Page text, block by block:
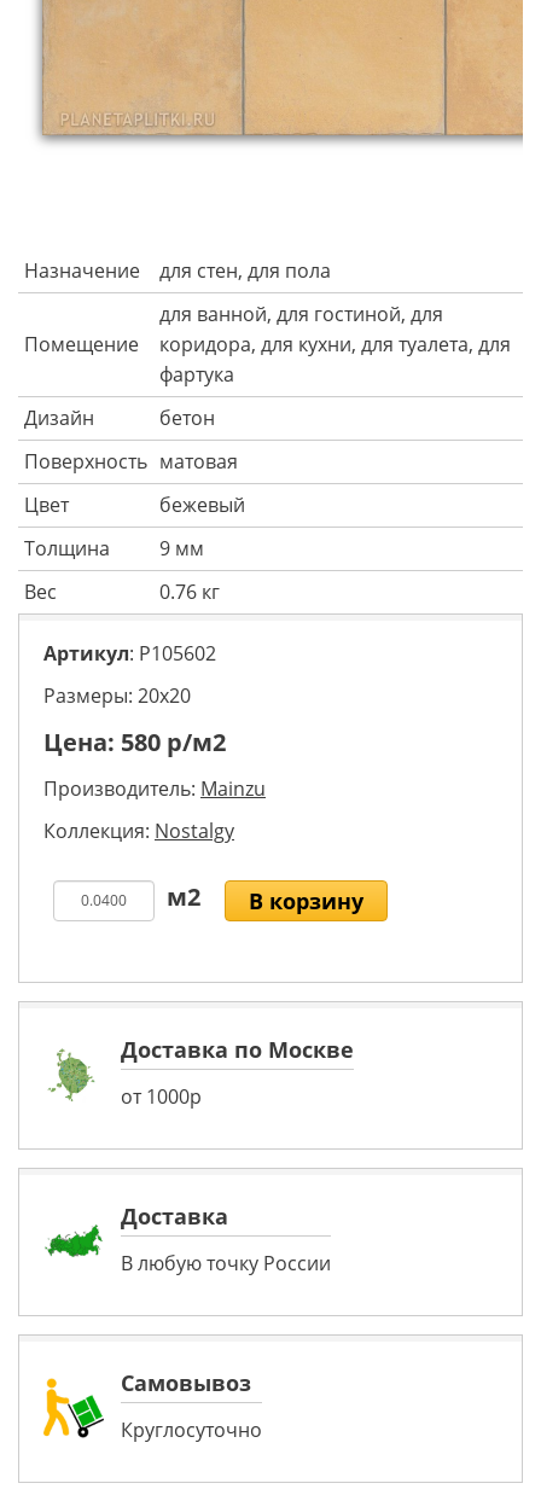
Назначение для стен, для пола
Помещение
для ванной, для гостиной, для
коридора, для кухни, для туалета, для
фартука
Дизайн
бетон
Поверхность матовая
Цвет
бежевый
Толщина
9 мм
Вес
0.76 кг
Артикул: P105602
Размеры: 20х20
Цена: 580 р/м2
Производитель: Mainzu
Коллекция: Nostalgy
В корзину
Доставка по Москве
от 1000р
Доставка
В любую точку России
Самовывоз
Круглосуточно